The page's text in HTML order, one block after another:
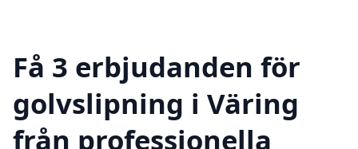
Få 3 erbjudanden för
golvslipning i Väring
från professionella